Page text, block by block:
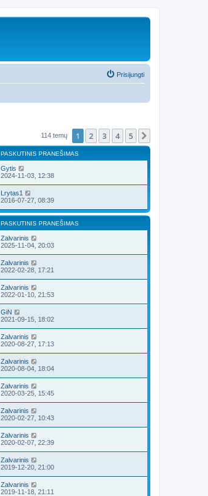
Prisijungti
114 temų 1 2 3 4 5
PASKUTINIS PRANEŠIMAS
Gytis
2024-11-03, 12:38
Lrytas1
2016-07-27, 08:39
PASKUTINIS PRANEŠIMAS
Zalvarinis
2025-11-04, 20:03
Zalvarinis
2022-02-28, 17:21
Zalvarinis
2022-01-10, 21:53
GiN
2021-09-15, 18:02
Zalvarinis
2020-08-27, 17:13
Zalvarinis
2020-08-04, 18:04
Zalvarinis
2020-03-25, 15:45
Zalvarinis
2020-02-27, 10:43
Zalvarinis
2020-02-07, 22:39
Zalvarinis
2019-12-20, 21:00
Zalvarinis
2019-11-18, 21:11